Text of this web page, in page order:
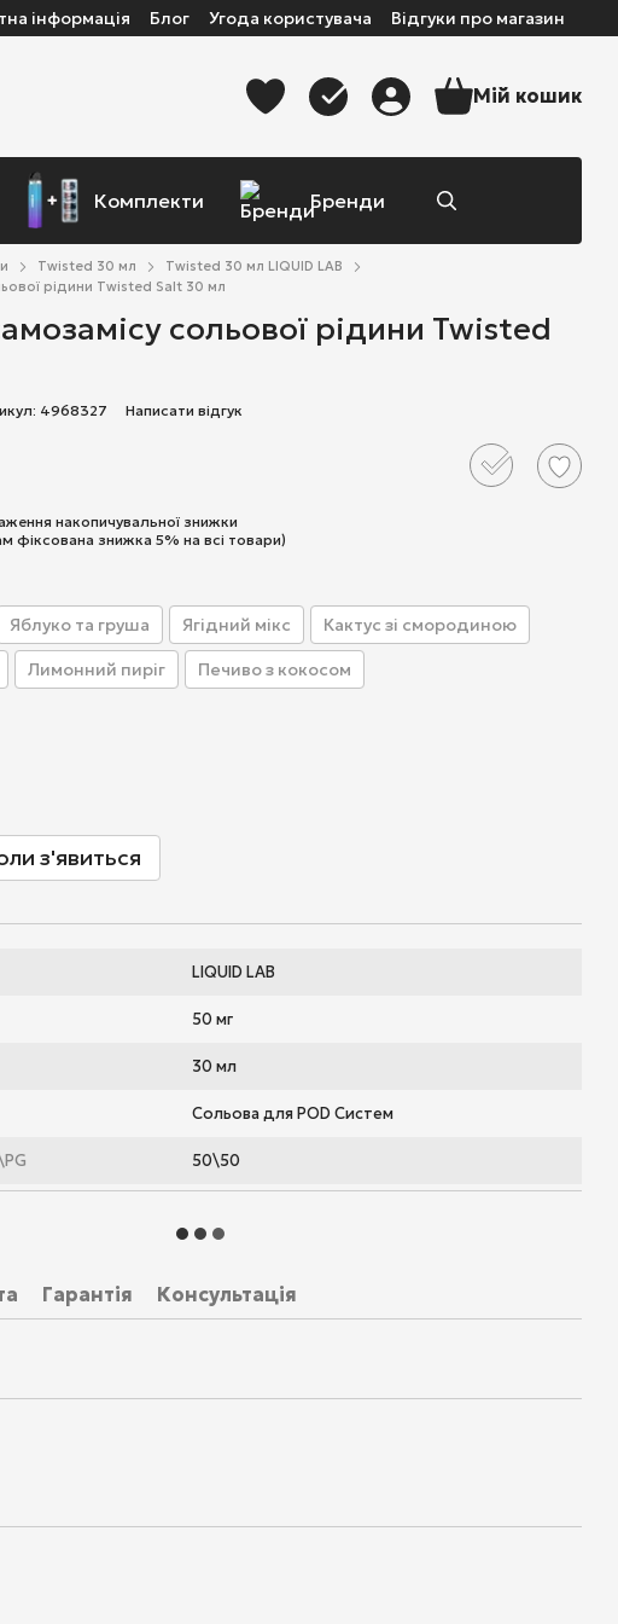
інформація Блог Угода користувача Відгуки про магазин
Мій кошик
Комплекти Бренди
Twisted 30 мл
Twisted 30 мл LIQUID LAB
рідини Twisted Salt 30 мл
cольової рідини Twisted
4968327 Написати відгук
накопичувальної знижки
фіксована знижка 5% на всі товари)
Яблуко та груша Ягідний мікс Кактус зі смородиною
Лимонний пиріг Печиво з кокосом
з'явиться
LIQUID LAB
50 мг
30 мл
Сольова для POD Систем
50\50
Гарантія Консультація